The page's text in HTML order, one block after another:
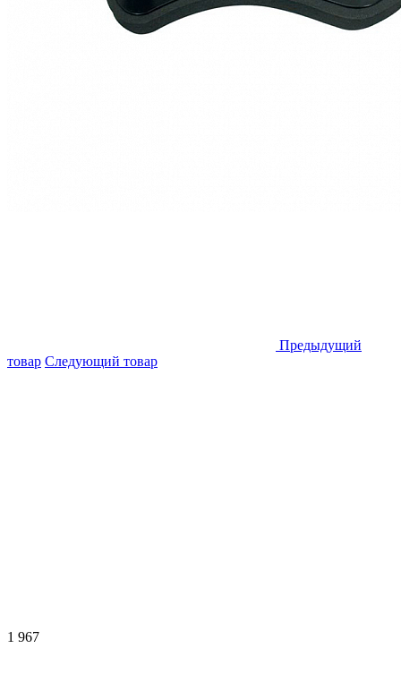
Предыдущий
товар Следующий товар
1 967